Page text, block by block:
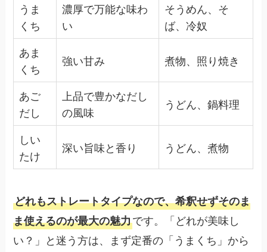
うま
くち
濃厚で万能な味わ
い
そうめん、そ
ば、冷奴
あま
くち
強い甘み 煮物、照り焼き
あご
だし
上品で豊かなだし
の風味
うどん、鍋料理
しい
たけ
深い旨味と香り うどん、煮物
どれもストレートタイプなので、希釈せずそのま
ま使えるのが最大の魅力です。「どれが美味し
い？」と迷う方は、まず定番の「うまくち」から